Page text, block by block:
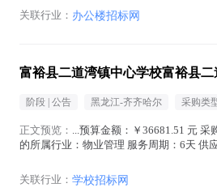
关联行业： 办公楼招标网
富裕县二道湾镇中心学校富裕县
阶段 | 公告 黑龙江-齐齐哈尔 采购类型
正文预览： ...预算金额：￥36681.51 元
的所属行业：物业管理 服务周期：6天 供
关联行业： 学校招标网